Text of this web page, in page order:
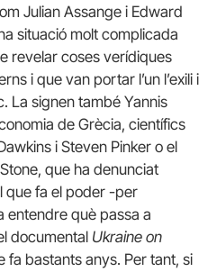
Julian Assange i Edward
situació molt complicada
revelar coses verídiques
i que van portar l’un l’exili i
La signen també Yannis
de Grècia, científics
i Steven Pinker o el
que ha denunciat
que fa el poder -per
entendre què passa a
documental Ukraine on
fa bastants anys. Per tant, si